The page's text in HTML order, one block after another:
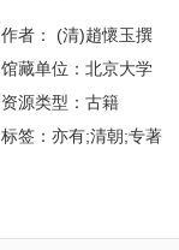
作者： (清)趙懷玉撰
馆藏单位：北京大学
资源类型：古籍
标签：亦有;清朝;专著